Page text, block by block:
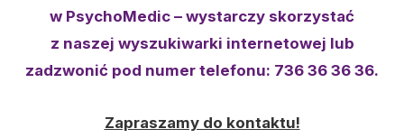
w PsychoMedic – wystarczy skorzystać
z naszej wyszukiwarki internetowej lub
zadzwonić pod numer telefonu: 736 36 36 36.
Zapraszamy do kontaktu!